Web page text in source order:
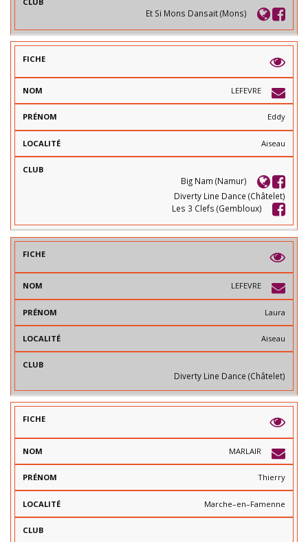
Et Si Mons Dansait (Mons)
LEFEVRE
Eddy
Aiseau
Big Nam (Namur)
Diverty Line Dance (Châtelet)
Les 3 Clefs (Gembloux)
LEFEVRE
Laura
Aiseau
Diverty Line Dance (Châtelet)
MARLAIR
Thierry
Marche–en–Famenne